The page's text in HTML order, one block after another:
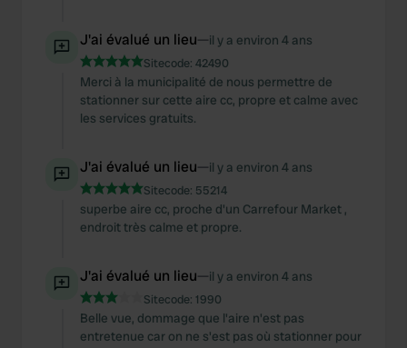
J'ai évalué un lieu—il y a environ 4 ans
Sitecode: 42490
Merci à la municipalité de nous permettre de
stationner sur cette aire cc, propre et calme avec
les services gratuits.
J'ai évalué un lieu—il y a environ 4 ans
Sitecode: 55214
superbe aire cc, proche d'un Carrefour Market ,
endroit très calme et propre.
J'ai évalué un lieu—il y a environ 4 ans
Sitecode: 1990
Belle vue, dommage que l'aire n'est pas
entretenue car on ne s'est pas où stationner pour